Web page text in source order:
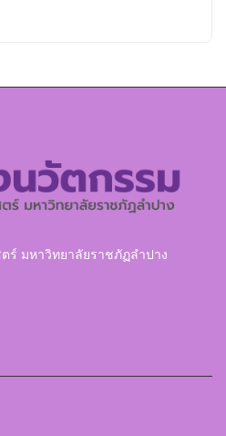
ร์ มหาวิทยาลัยราชภัฏลำปาง